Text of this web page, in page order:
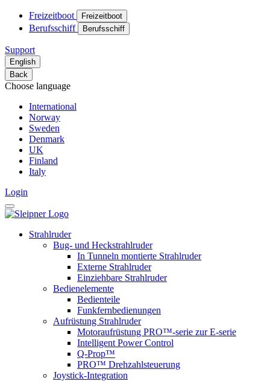
Freizeitboot Freizeitboot
Berufsschiff Berufsschiff
Support
English
Back
Choose language
International
Norway
Sweden
Denmark
UK
Finland
Italy
Login
Strahlruder
Bug- und Heckstrahlruder
In Tunneln montierte Strahlruder
Externe Strahlruder
Einziehbare Strahlruder
Bedienelemente
Bedienteile
Funkfernbedienungen
Aufrüstung Strahlruder
Motoraufrüstung PRO™-serie zur E-serie
Intelligent Power Control
Q-Prop™
PRO™ Drehzahlsteuerung
Joystick-Integration